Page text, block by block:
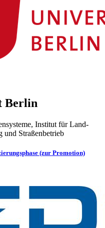
Berlin
Institut für Land-
und Straßenbetrieb
(zur Promotion)